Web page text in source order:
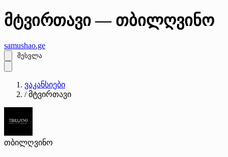
მტვირთავი — თბილღვინო
samushao.ge
შესვლა
ვაკანსიები
/ მტვირთავი
თბილღვინო